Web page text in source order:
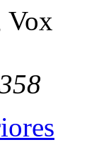
Vox